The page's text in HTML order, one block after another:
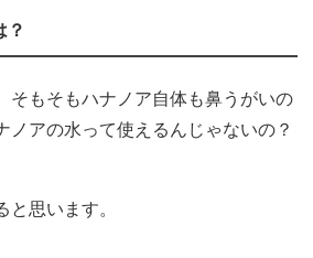
？
そもそもハナノア自体も鼻うがいの
ノアの水って使えるんじゃないの？
と思います。